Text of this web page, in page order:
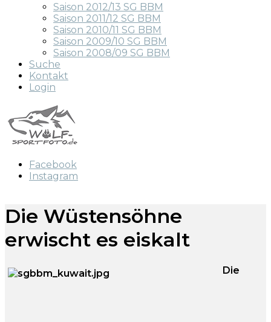
Saison 2012/13 SG BBM
Saison 2011/12 SG BBM
Saison 2010/11 SG BBM
Saison 2009/10 SG BBM
Saison 2008/09 SG BBM
Suche
Kontakt
Login
Facebook
Instagram
Die Wüstensöhne
erwischt es eiskalt
Die